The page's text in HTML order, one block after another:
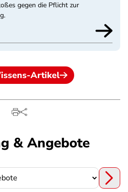
gegen die Pflicht zur
Artikel
& Angebote